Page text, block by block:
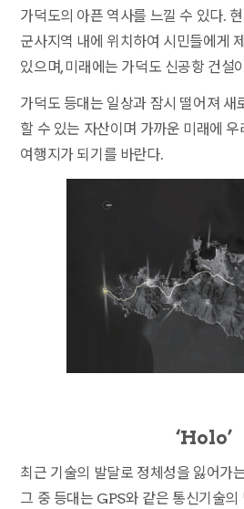
가덕도의 아픈 역사를 느낄 수 있다.
군사지역 내에 위치하여 시민들에게
있으며, 미래에는 가덕도 신공항 건설
가덕도 등대는 일상과 잠시 떨어져 새
할 수 있는 자산이며 가까운 미래에
여행지가 되기를 바란다.
‘Holo’
최근 기술의 발달로 정체성을 잃어가
그 중 등대는 GPS와 같은 통신기술